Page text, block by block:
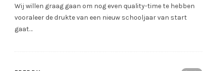
Wij willen graag gaan om nog even quality-time te hebben
vooraleer de drukte van een nieuw schooljaar van start
gaat…